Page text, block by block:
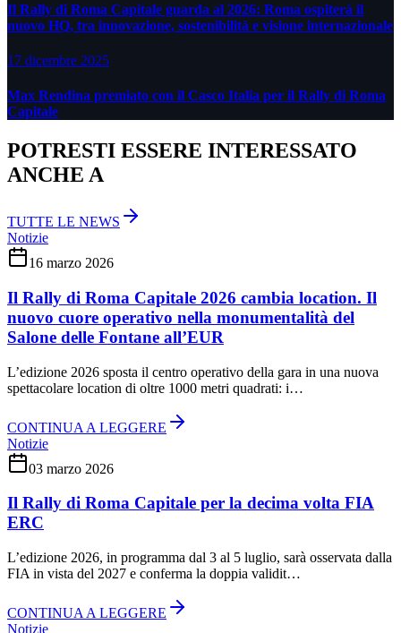
Il Rally di Roma Capitale guarda al 2026: Roma ospiterà il
nuovo HQ, tra innovazione, sostenibilità e visione internazionale
17 dicembre 2025
Max Rendina premiato con il Casco Italia per il Rally di Roma
Capitale
POTRESTI ESSERE INTERESSATO
ANCHE A
TUTTE LE NEWS
Notizie
16 marzo 2026
Il Rally di Roma Capitale 2026 cambia location. Il
nuovo cuore operativo nella monumentalità del
Salone delle Fontane all’EUR
L’edizione 2026 sposta il centro operativo della gara in una nuova
spettacolare location di oltre 1000 metri quadrati: i…
CONTINUA A LEGGERE
Notizie
03 marzo 2026
Il Rally di Roma Capitale per la decima volta FIA
ERC
L’edizione 2026, in programma dal 3 al 5 luglio, sarà osservata dalla
FIA in vista del 2027 e conferma la doppia validit…
CONTINUA A LEGGERE
Notizie